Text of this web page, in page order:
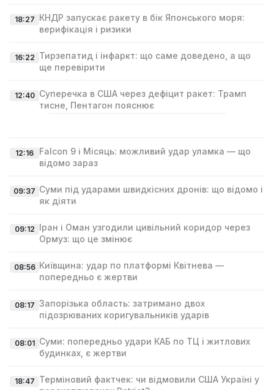
18:27 КНДР запускає ракету в бік Японського моря:
верифікація і ризики
16:22 Тирзепатид і інфаркт: що саме доведено, а що
ще перевірити
12:40 Суперечка в США через дефіцит ракет: Трамп
тисне, Пентагон пояснює
12:16
Falcon 9 і Місяць: можливий удар уламка — що
відомо зараз
09:37 Суми під ударами швидкісних дронів: що відомо і
як діяти
09:12 Іран і Оман узгодили цивільний коридор через
Ормуз: що це змінює
08:56 Київщина: удар по платформі Квітнева —
попередньо є жертви
08:17 Запорізька область: затримано двох
підозрюваних коригувальників ударів
08:01 Суми: попередньо удари КАБ по ТЦ і житлових
будинках, є жертви
18:47 Терміновий фактчек: чи відмовили США Україні у